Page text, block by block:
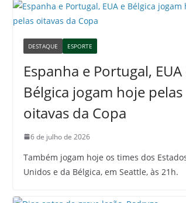
DESTAQUE ESPORTE
Espanha e Portugal, EUA
Bélgica jogam hoje pelas
oitavas da Copa
6 de julho de 2026
Também jogam hoje os times dos
Unidos e da Bélgica, em Seattle, às 21h.